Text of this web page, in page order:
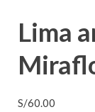
Lima
S/60.00